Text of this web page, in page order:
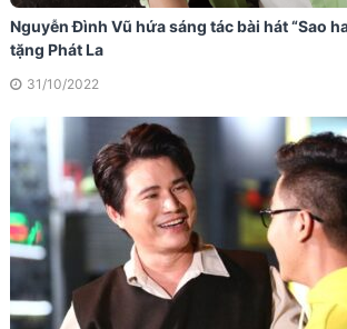
Nguyễn Đình Vũ hứa sáng tác bài hát “Sao
tặng Phát La
31/10/2022